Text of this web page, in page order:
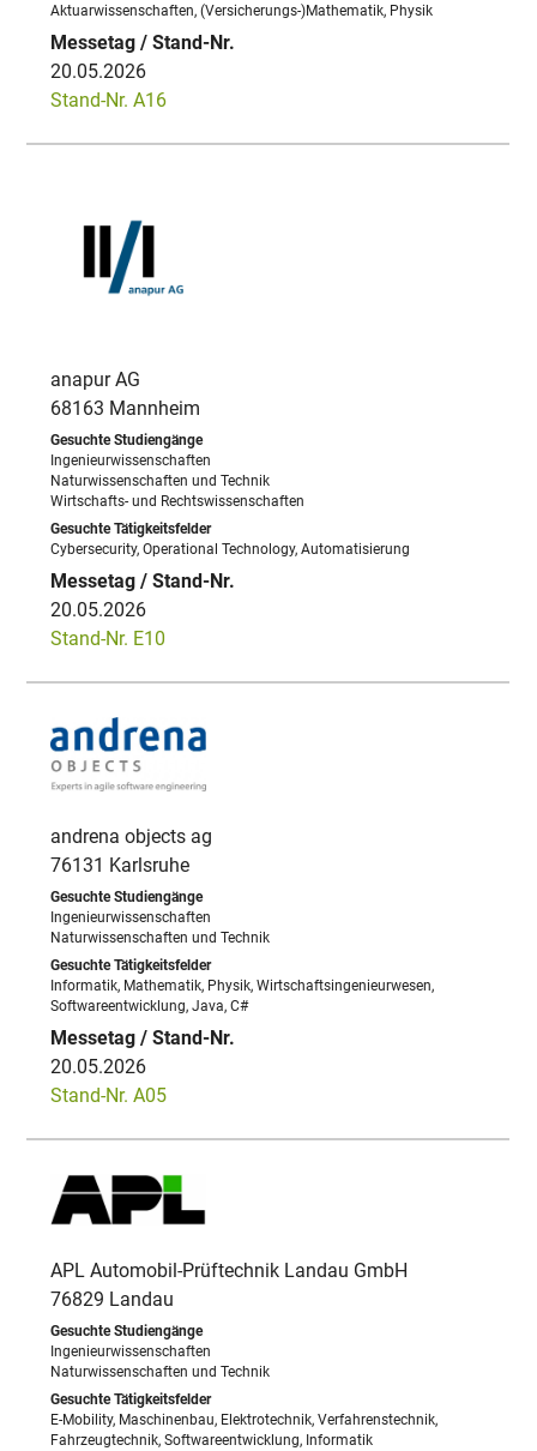
Aktuarwissenschaften, (Versicherungs-)Mathematik, Physik
20.05.2026
Stand-Nr. A16
anapur AG
68163 Mannheim
Ingenieurwissenschaften
Naturwissenschaften und Technik
Wirtschafts- und Rechtswissenschaften
Cybersecurity, Operational Technology, Automatisierung
20.05.2026
Stand-Nr. E10
andrena objects ag
76131 Karlsruhe
Ingenieurwissenschaften
Naturwissenschaften und Technik
Informatik, Mathematik, Physik, Wirtschaftsingenieurwesen,
Softwareentwicklung, Java, C#
20.05.2026
Stand-Nr. A05
APL Automobil-Prüftechnik Landau GmbH
76829 Landau
Ingenieurwissenschaften
Naturwissenschaften und Technik
E-Mobility, Maschinenbau, Elektrotechnik, Verfahrenstechnik,
Fahrzeugtechnik, Softwareentwicklung, Informatik